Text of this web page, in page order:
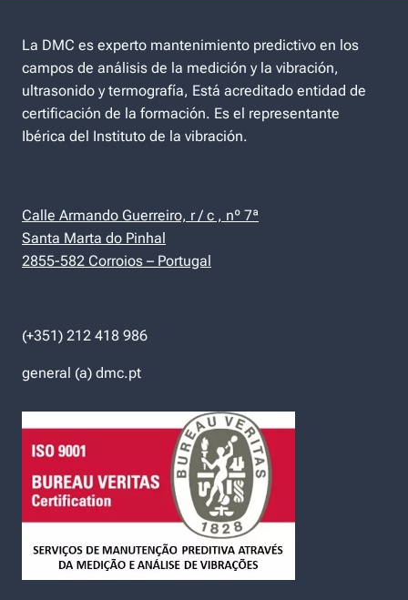
La DMC es experto mantenimiento predictivo en los
campos de análisis de la medición y la vibración,
ultrasonido y termografía, Está acreditado entidad de
certificación de la formación. Es el representante
Ibérica del Instituto de la vibración.
Calle Armando Guerreiro, r / c , nº 7ª
Santa Marta do Pinhal
2855-582 Corroios – Portugal
(+351) 212 418 986
general (a) dmc.pt